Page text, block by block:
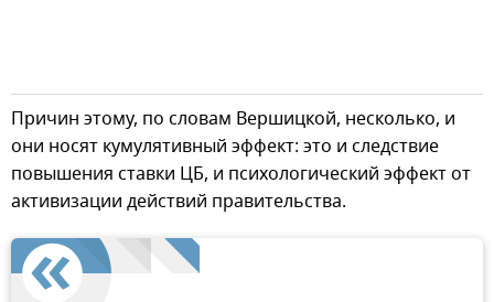
Причин этому, по словам Вершицкой, несколько, и
они носят кумулятивный эффект: это и следствие
повышения ставки ЦБ, и психологический эффект от
активизации действий правительства.